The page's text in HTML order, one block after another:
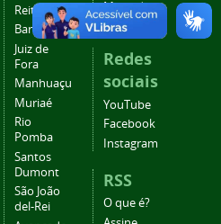
Reitoria
Barbacena
Juiz de
Fora
Manhuaçu
Muriaé
Rio
Pomba
Santos
Dumont
São João
del-Rei
Mapa do
site
Redes
sociais
YouTube
Facebook
Instagram
RSS
O que é?